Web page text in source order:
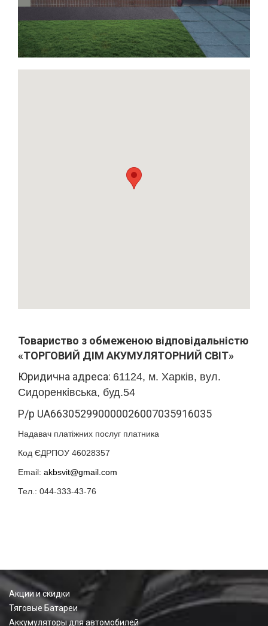
Товариство з обмеженою відповідальністю
«ТОРГОВИЙ ДІМ АКУМУЛЯТОРНИЙ СВІТ»
Юридична адреса: 61124, м. Харків, вул.
Сидоренківська, буд.54
Р/р UA663052990000026007035916035
Надавач платіжних послуг платника
Код ЄДРПОУ 46028357
Email: akbsvit@gmail.com
Тел.: 044-333-43-76
Акции и скидки
Тяговые Батареи
Аккумуляторы для автомобилей